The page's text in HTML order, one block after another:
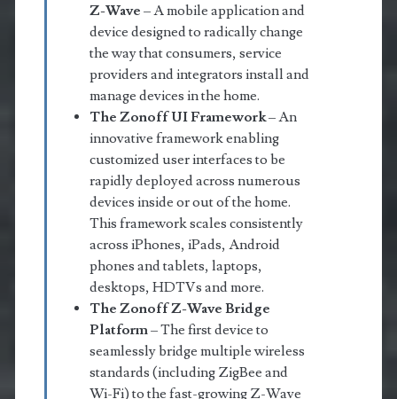
Z-Wave – A mobile application and
device designed to radically change
the way that consumers, service
providers and integrators install and
manage devices in the home.
The Zonoff UI Framework– An
innovative framework enabling
customized user interfaces to be
rapidly deployed across numerous
devices inside or out of the home.
This framework scales consistently
across iPhones, iPads, Android
phones and tablets, laptops,
desktops, HDTVs and more.
The Zonoff Z-Wave Bridge
Platform– The first device to
seamlessly bridge multiple wireless
standards (including ZigBee and
Wi-Fi) to the fast-growing Z-Wave